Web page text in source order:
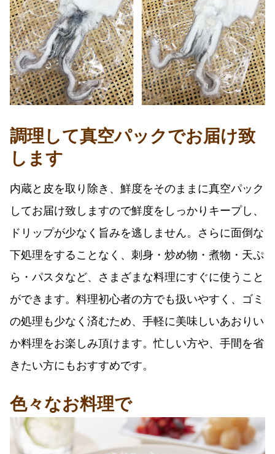
調理して真空パックでお届け致
します
内蔵と皮を取り除き、鮮度をそのままに真空パック
してお届け致しますので鮮度をしっかりキープし、
ドリップが少なく旨みを逃しません。さらに面倒な
下処理をすることなく、刺身・炒め物・煮物・天ぷ
ら・パスタなど、さまざまな料理にすぐに使うこと
ができます。料理初心者の方でも扱いやすく、ゴミ
の処理も少なく済むため、手軽に美味しいあおりい
か料理をお楽しみ頂けます。忙しい方や、手間を省
きたい方にもおすすめです。
色々なお料理で